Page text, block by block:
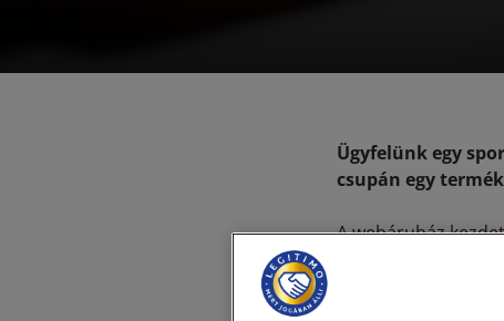
Ügyfelünk egy
csupán egy
A webáruház